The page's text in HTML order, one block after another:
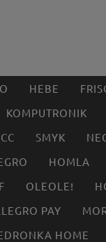
HEBE
KOMPUTRONIK
SMYK
HOMLA
OLEOLE!
PAY
HOME